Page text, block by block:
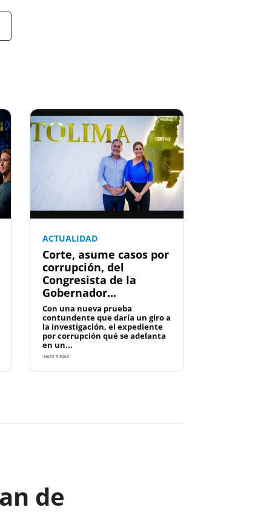
ACTUALIDAD
Corte, asume casos por
corrupción, del
Congresista de la
Gobernador...
Con una nueva prueba
contundente que daría un giro a
la investigación, el expediente
por corrupción qué se adelanta
en un...
HACE 3 DÍAS
de